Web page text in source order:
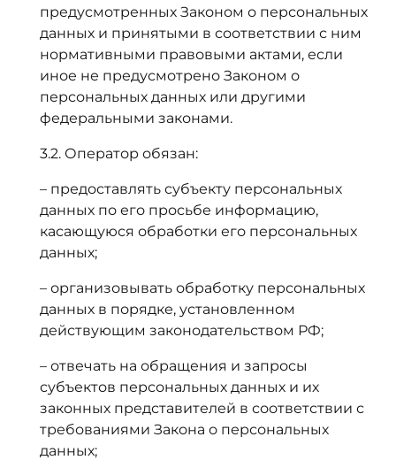
предусмотренных Законом о персональных
данных и принятыми в соответствии с ним
нормативными правовыми актами, если
иное не предусмотрено Законом о
персональных данных или другими
федеральными законами.
3.2. Оператор обязан:
– предоставлять субъекту персональных
данных по его просьбе информацию,
касающуюся обработки его персональных
данных;
– организовывать обработку персональных
данных в порядке, установленном
действующим законодательством РФ;
– отвечать на обращения и запросы
субъектов персональных данных и их
законных представителей в соответствии с
требованиями Закона о персональных
данных;